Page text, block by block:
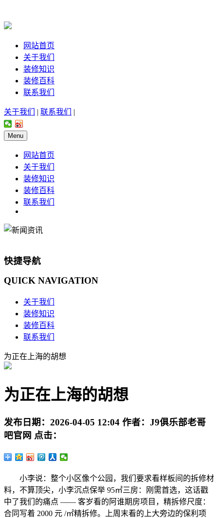
网站首页
关于我们
装修知识
装修百科
联系我们
关于我们 | 联系我们 |
Menu
网站首页
关于我们
装修知识
装修百科
联系我们
快捷导航
QUICK NAVIGATION
关于我们
装修知识
装修百科
联系我们
为正在上海的胡想
为正在上海的胡想
发布日期： 2026-04-05 12:04 作者： J9俱乐部老哥
吧官网 点击：
小李说：整个小区像个公园，我们要求看样板间的拆修材
料，不算顶尖，小李沉点保举 95㎡三房：刚需首选，这话戳
中了我们的痛点 —— 客岁看的阿谁期房项目，精拆修尺度：
合同写着 2000 元 /㎡精拆修。上周末看的上大旁边的保利项